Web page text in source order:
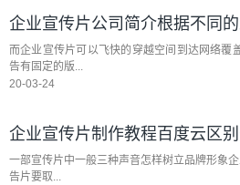
企业宣传片公司简介根据不同
而企业宣传片可以飞快的穿越空间到达网络覆
告有固定的版...
20-03-24
企业宣传片制作教程百度云区
一部宣传片中一般三种声音怎样树立品牌形象
告片要取...